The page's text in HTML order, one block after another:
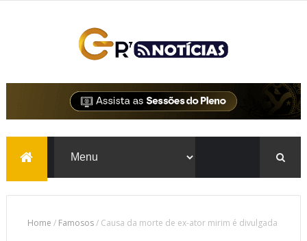
Home / Famosos/ Causa da morte de ex-ator mirim é divulgada